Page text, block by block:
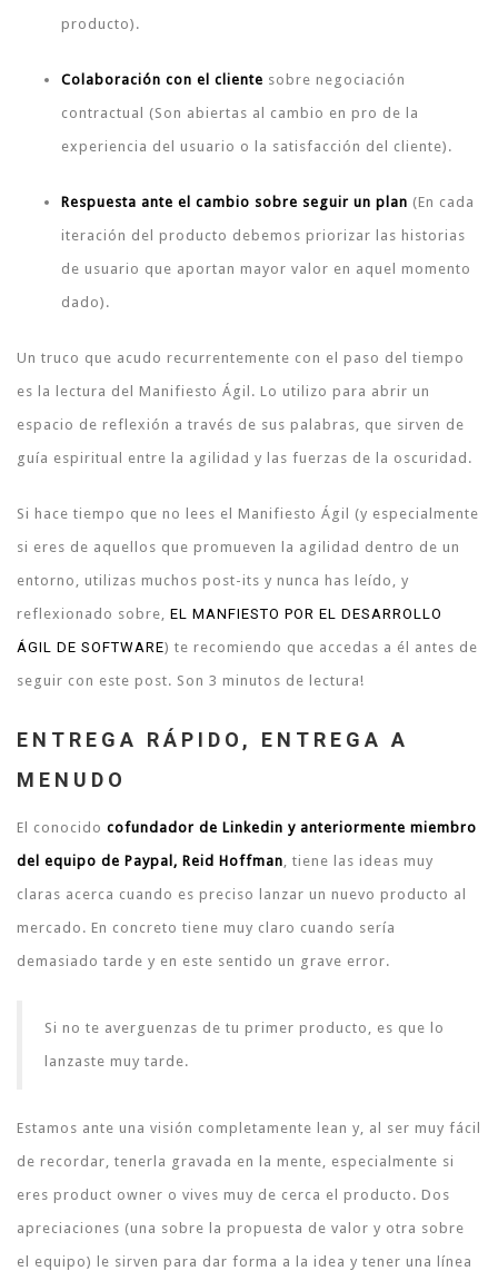
producto).
Colaboración con el cliente sobre negociación
contractual (Son abiertas al cambio en pro de la
experiencia del usuario o la satisfacción del cliente).
Respuesta ante el cambio sobre seguir un plan (En cada
iteración del producto debemos priorizar las historias
de usuario que aportan mayor valor en aquel momento
dado).
Un truco que acudo recurrentemente con el paso del tiempo
es la lectura del Manifiesto Ágil. Lo utilizo para abrir un
espacio de reflexión a través de sus palabras, que sirven de
guía espiritual entre la agilidad y las fuerzas de la oscuridad.
Si hace tiempo que no lees el Manifiesto Ágil (y especialmente
si eres de aquellos que promueven la agilidad dentro de un
entorno, utilizas muchos post-its y nunca has leído, y
reflexionado sobre, EL MANFIESTO POR EL DESARROLLO
ÁGIL DE SOFTWARE) te recomiendo que accedas a él antes de
seguir con este post. Son 3 minutos de lectura!
ENTREGA RÁPIDO, ENTREGA A
MENUDO
El conocido cofundador de Linkedin y anteriormente miembro
del equipo de Paypal, Reid Hoffman , tiene las ideas muy
claras acerca cuando es preciso lanzar un nuevo producto al
mercado. En concreto tiene muy claro cuando sería
demasiado tarde y en este sentido un grave error.
Si no te averguenzas de tu primer producto, es que lo
lanzaste muy tarde.
Estamos ante una visión completamente lean y, al ser muy fácil
de recordar, tenerla gravada en la mente, especialmente si
eres product owner o vives muy de cerca el producto. Dos
apreciaciones (una sobre la propuesta de valor y otra sobre
el equipo) le sirven para dar forma a la idea y tener una línea